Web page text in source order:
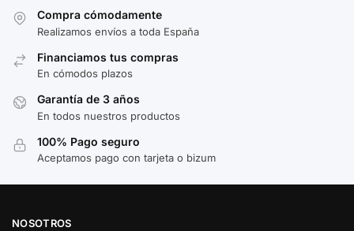
Compra cómodamente
Realizamos envíos a toda España
Financiamos tus compras
En cómodos plazos
Garantía de 3 años
En todos nuestros productos
100% Pago seguro
Aceptamos pago con tarjeta o bizum
NOSOTROS